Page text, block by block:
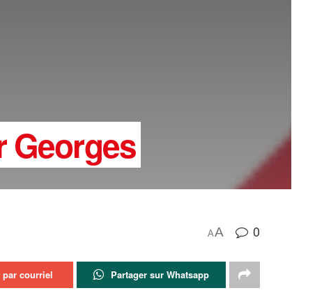
Georges
AA 0
par courriel Partager sur Whatsapp